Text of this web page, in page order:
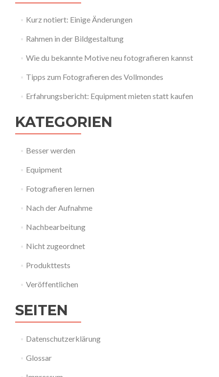
Kurz notiert: Einige Änderungen
Rahmen in der Bildgestaltung
Wie du bekannte Motive neu fotografieren kannst
Tipps zum Fotografieren des Vollmondes
Erfahrungsbericht: Equipment mieten statt kaufen
KATEGORIEN
Besser werden
Equipment
Fotografieren lernen
Nach der Aufnahme
Nachbearbeitung
Nicht zugeordnet
Produkttests
Veröffentlichen
SEITEN
Datenschutzerklärung
Glossar